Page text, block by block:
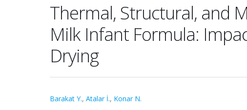
Thermal, Structural, and
Milk Infant Formula:
Drying
Barakat Y., Atalar İ., Konar N.